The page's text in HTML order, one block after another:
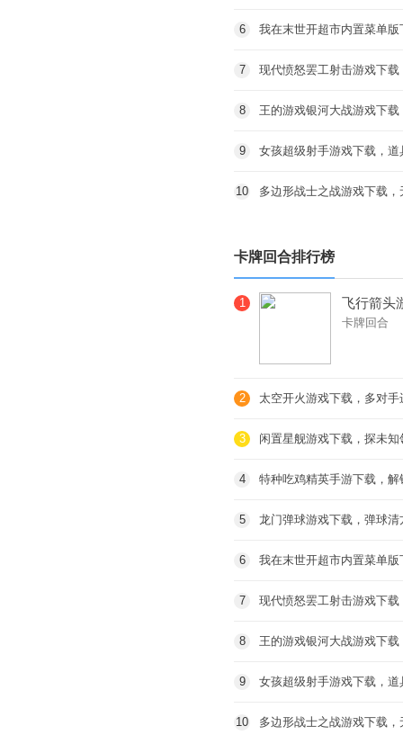
我在末世开超市内置菜单
6
现代愤怒罢工射击游戏下
7
王的游戏银河大战游戏下
8
女孩超级射手游戏下载，
9
多边形战士之战游戏下载
10
卡牌回合排行榜
飞行箭头
趣
卡牌回合
1
太空开火游戏下载，多对
2
闲置星舰游戏下载，探未
3
特种吃鸡精英手游下载，
4
龙门弹球游戏下载，弹球清
5
我在末世开超市内置菜单
6
现代愤怒罢工射击游戏下
7
王的游戏银河大战游戏下
8
女孩超级射手游戏下载，
9
多边形战士之战游戏下载
10